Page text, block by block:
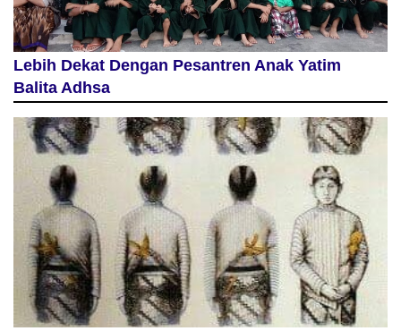
Lebih Dekat Dengan Pesantren Anak Yatim
Balita Adhsa